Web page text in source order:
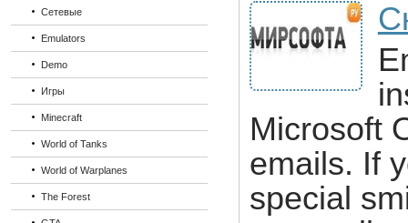
Сетевые
Emulators
Demo
Игры
Minecraft
World of Tanks
World of Warplanes
The Forest
Microsoft
emails. If
special